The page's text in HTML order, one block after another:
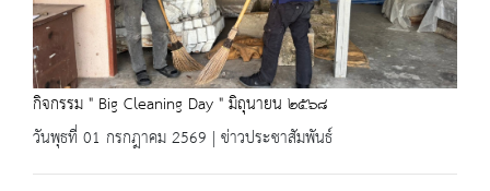
กิจกรรม " Big Cleaning Day " มิถุนายน ๒๕๖๘
วันพุธที่ 01 กรกฎาคม 2569 | ข่าวประชาสัมพันธ์